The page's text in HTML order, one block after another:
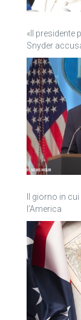
«Il presidente
Snyder
Il giorno in
l’America